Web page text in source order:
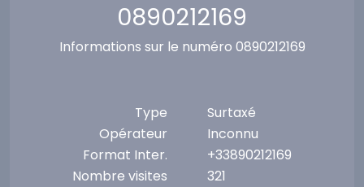
0890212169
Informations sur le numéro 0890212169
Type
Surtaxé
Opérateur
Inconnu
Format Inter.
+33890212169
Nombre visites
321